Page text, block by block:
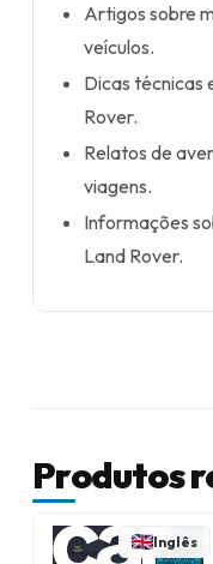
Artigos sobre
veículos.
Dicas técnicas
Rover.
Relatos de
viagens.
Informações
Land Rover.
Produtos
Inglês